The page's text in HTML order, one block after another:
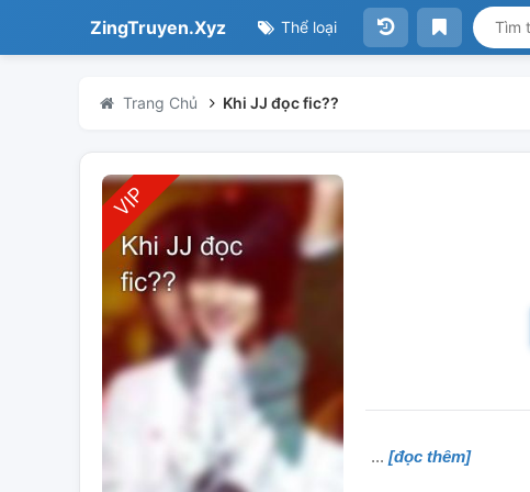
ZingTruyen.Xyz Thể loại
Trang Chủ Khi JJ đọc fic??
[đọc thêm]